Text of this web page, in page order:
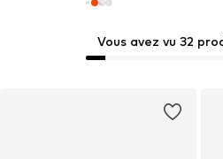
Vous avez vu 32